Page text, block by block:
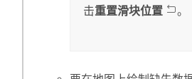
击重置滑块位置 。